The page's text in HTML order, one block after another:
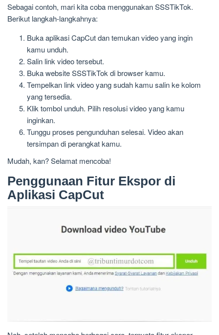
Sebagai contoh, mari kita coba menggunakan SSSTikTok.
Berikut langkah-langkahnya:
Buka aplikasi CapCut dan temukan video yang ingin
kamu unduh.
Salin link video tersebut.
Buka website SSSTikTok di browser kamu.
Tempelkan link video yang sudah kamu salin ke kolom
yang tersedia.
Klik tombol unduh. Pilih resolusi video yang kamu
inginkan.
Tunggu proses pengunduhan selesai. Video akan
tersimpan di perangkat kamu.
Mudah, kan? Selamat mencoba!
Penggunaan Fitur Ekspor di
Aplikasi CapCut